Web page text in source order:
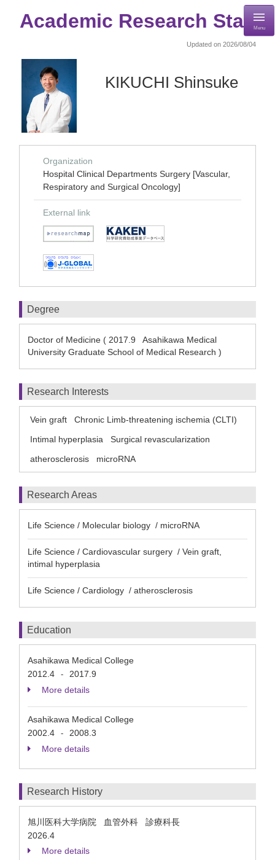
Academic Research StaffMenu
Updated on 2026/08/04
KIKUCHI Shinsuke
Organization
Hospital Clinical Departments Surgery [Vascular,
Respiratory and Surgical Oncology]
External link
Degree
Doctor of Medicine ( 2017.9 Asahikawa Medical
University Graduate School of Medical Research )
Research Interests
Vein graft
Chronic Limb-threatening ischemia (CLTI)
Intimal hyperplasia
Surgical revascularization
atherosclerosis
microRNA
Research Areas
Life Science / Molecular biology / microRNA
Life Science / Cardiovascular surgery / Vein graft,
intimal hyperplasia
Life Science / Cardiology / atherosclerosis
Education
Asahikawa Medical College
2012.4
-
2017.9
More details
Asahikawa Medical College
2002.4
-
2008.3
More details
Research History
旭川医科大学病院 血管外科 診療科長
2026.4
More details